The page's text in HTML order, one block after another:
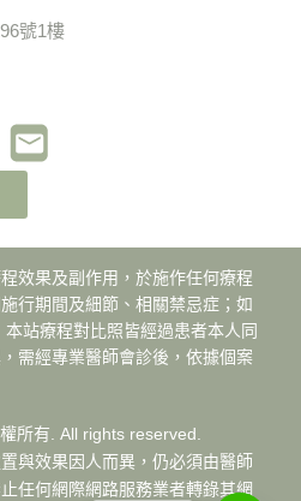
號1樓
效果及副作用，於施作任何療程
行期間及細節、相關禁忌症；如
站療程對比照皆經過患者本人同
需經專業醫師會診後，依據個案
所有. All rights reserved.
與效果因人而異，仍必須由醫師
任何網際網路服務業者轉錄其網